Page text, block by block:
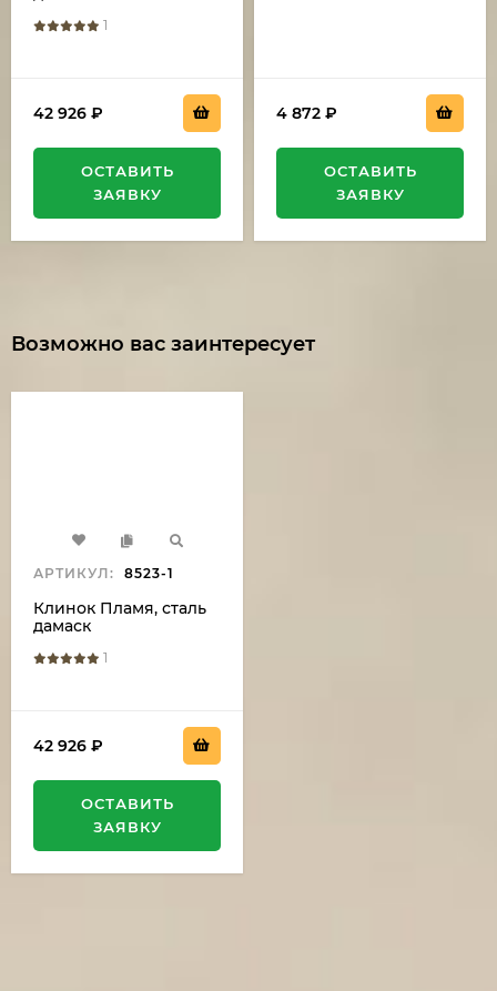
1
42 926 ₽
ОСТАВИТЬ
ЗАЯВКУ
4 872 ₽
ОСТАВИТЬ
ЗАЯВКУ
Возможно вас заинтересует
АРТИКУЛ: 8523-1
Клинок Пламя, сталь
дамаск
1
42 926 ₽
ОСТАВИТЬ
ЗАЯВКУ